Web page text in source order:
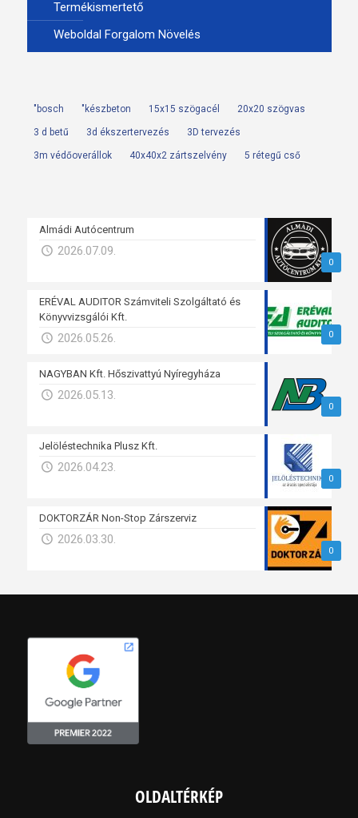
Termékismertető
Weboldal Forgalom Növelés
"bosch "készbeton 15x15 szögacél 20x20 szögvas
3 d betű 3d ékszertervezés 3D tervezés
3m védőoverállok 40x40x2 zártszelvény 5 rétegű cső
0
Almádi Autócentrum
2026.07.09.
0
ERÉVAL AUDITOR Számviteli Szolgáltató és
Könyvvizsgálói Kft.
2026.05.26.
0
NAGYBAN Kft. Hőszivattyú Nyíregyháza
2026.05.13.
0
Jelöléstechnika Plusz Kft.
2026.04.23.
0
DOKTORZÁR Non-Stop Zárszerviz
2026.03.30.
OLDALTÉRKÉP